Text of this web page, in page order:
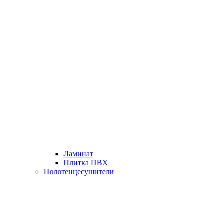
Ламинат
Плитка ПВХ
Полотенцесушители